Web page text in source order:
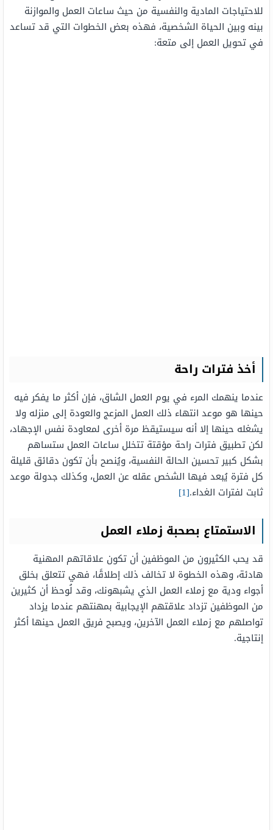
للاحتياجات المادية والنفسية من حيث ساعات العمل والموازنة
بينه وبين الحياة الشخصية، فهذه بعض الخطوات التي قد تساعد
في تحويل العمل إلى متعة:
أخذ فترات راحة
عندما ينهمك المرء في يوم العمل الشاق، فإن أكثر ما يفكر فيه
حينها هو موعد انتهاء ذلك العمل المزعج والعودة إلى منزله ولا
يشغله حينها إلا أنه سيستيقظ مرة أخرى لمعاودة نفس الإجهاد،
لكن تطبيق فترات راحة مؤقتة تتخلل ساعات العمل ستساهم
بشكل كبير تحسين الحالة النفسية، ويُنصح بأن تكون دقائق قليلة
كل فترة يُبعد فيها الشخص عقله عن العمل، وكذلك جدولة موعد
ثابت لفترات الغداء.[1]
الاستمتاع بصحبة زملاء العمل
قد يحب الكثيرون من الموظفين أن تكون علاقاتهم المهنية
هادئة، وهذه الخطوة لا تخالف ذلك إطلاقًا، فهي تتعلق بخلق
أجواء ودية مع زملاء العمل الذي يشبهونك، وقد لُوحظ أن كثيرين
من الموظفين تزداد علاقتهم الإيجابية بمهنتهم عندما يزداد
تواصلهم مع زملاء العمل الآخرين، ويصبح فريق العمل حينها أكثر
إنتاجية.